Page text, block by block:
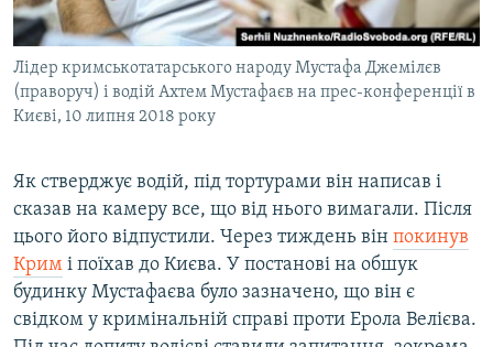
Лідер кримськотатарського народу Мустафа Джемілєв
(праворуч) і водій Ахтем Мустафаєв на прес-конференції в
Києві, 10 липня 2018 року
Як стверджує водій, під тортурами він написав і
сказав на камеру все, що від нього вимагали. Після
цього його відпустили. Через тиждень він покинув
Крим і поїхав до Києва. У постанові на обшук
будинку Мустафаєва було зазначено, що він є
свідком у кримінальній справі проти Ерола Велієва.